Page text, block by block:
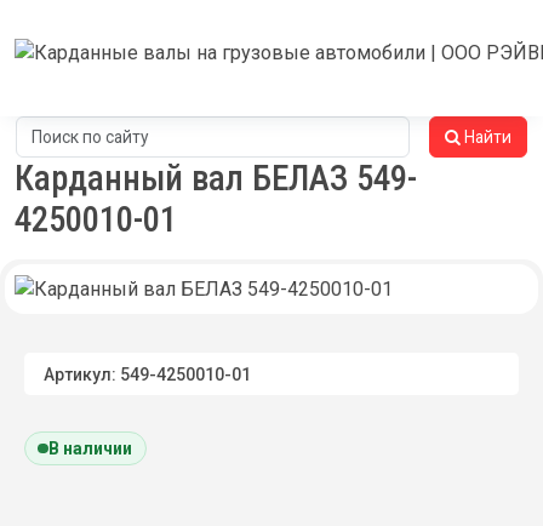
Найти
Карданный вал БЕЛАЗ 549-
4250010-01
Артикул: 549-4250010-01
В наличии